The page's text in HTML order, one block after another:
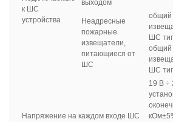
к ШС
устройства
выходом
Неадресные
пожарные
извещатели,
питающиеся от
ШС
общий
ШС
общий
ШС
Напряжение на каждом входе ШС
19 В ÷